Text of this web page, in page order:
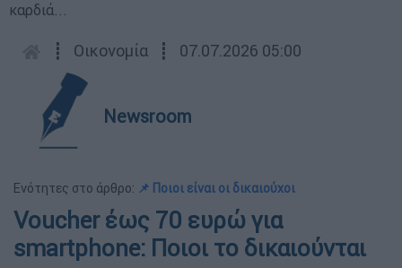
καρδιά...
┋ Οικονομία ┋ 07.07.2026 05:00
Newsroom
Ενότητες στο άρθρο: 📌 Ποιοι είναι οι δικαιούχοι
Voucher έως 70 ευρώ για
smartphone: Ποιοι το δικαιούνται